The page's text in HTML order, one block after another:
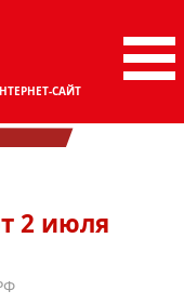
САЙТ
2 июля